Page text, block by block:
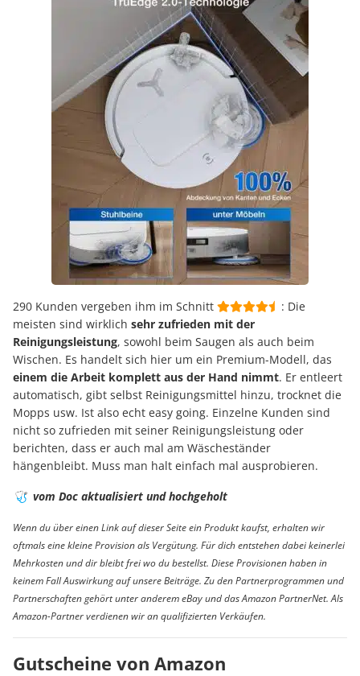
290 Kunden vergeben ihm im Schnitt
: Die
meisten sind wirklich sehr zufrieden mit der
Reinigungsleistung, sowohl beim Saugen als auch beim
Wischen. Es handelt sich hier um ein Premium-Modell, das
einem die Arbeit komplett aus der Hand nimmt. Er entleert
automatisch, gibt selbst Reinigungsmittel hinzu, trocknet die
Mopps usw. Ist also echt easy going. Einzelne Kunden sind
nicht so zufrieden mit seiner Reinigungsleistung oder
berichten, dass er auch mal am Wäscheständer
hängenbleibt. Muss man halt einfach mal ausprobieren.
🩺 vom Doc aktualisiert und hochgeholt
Wenn du über einen Link auf dieser Seite ein Produkt kaufst, erhalten wir
oftmals eine kleine Provision als Vergütung. Für dich entstehen dabei keinerlei
Mehrkosten und dir bleibt frei wo du bestellst. Diese Provisionen haben in
keinem Fall Auswirkung auf unsere Beiträge. Zu den Partnerprogrammen und
Partnerschaften gehört unter anderem eBay und das Amazon PartnerNet. Als
Amazon-Partner verdienen wir an qualifizierten Verkäufen.
Gutscheine von Amazon